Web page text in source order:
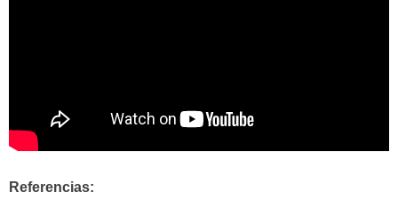
Referencias: